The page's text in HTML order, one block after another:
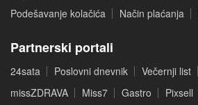
Podešavanje kolačića
Način plaćanja
Partnerski portali
24sata Poslovni dnevnik Večernji list
missZDRAVA
Miss7 Gastro Pixsell